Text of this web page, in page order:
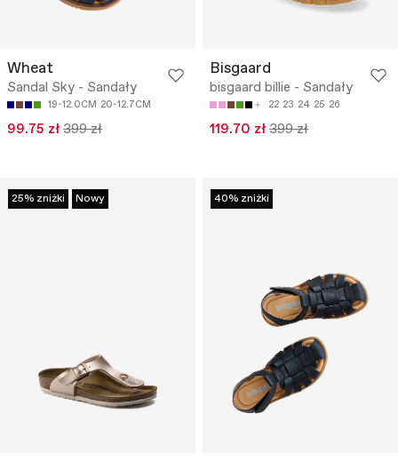
Wheat
Sandal Sky - Sandały
19-12.0CM 20-12.7CM
99.75 zł 399 zł
Bisgaard
bisgaard billie - Sandały
22 23 24 25 26
119.70 zł 399 zł
25% zniżki Nowy 40% zniżki